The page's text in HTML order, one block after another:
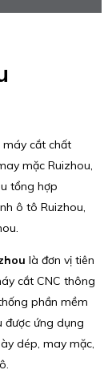
máy cắt chất
mặc Ruizhou,
tổng hợp
ô tô Ruizhou,
là đơn vị tiên
cắt CNC thông
phần mềm
được ứng dụng
dép, may mặc,